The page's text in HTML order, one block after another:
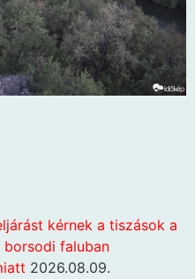
kérnek a tiszások a
borsodi faluban
2026.08.09.